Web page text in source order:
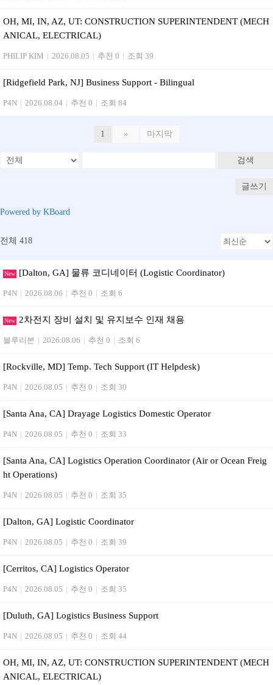
OH, MI, IN, AZ, UT: CONSTRUCTION SUPERINTENDENT (MECH
ANICAL, ELECTRICAL)
PHILIP KIM | 2026.08.05 | 추천 0 | 조회 39
[Ridgefield Park, NJ] Business Support - Bilingual
P4N | 2026.08.04 | 추천 0 | 조회 84
1 » 마지막
검색
글쓰기
Powered by KBoard
전체 418
New [Dalton, GA] 물류 코디네이터 (Logistic Coordinator)
P4N | 2026.08.06 | 추천 0 | 조회 6
New 2차전지 장비 설치 및 유지보수 인재 채용
블루리본 | 2026.08.06 | 추천 0 | 조회 6
[Rockville, MD] Temp. Tech Support (IT Helpdesk)
P4N | 2026.08.05 | 추천 0 | 조회 30
[Santa Ana, CA] Drayage Logistics Domestic Operator
P4N | 2026.08.05 | 추천 0 | 조회 33
[Santa Ana, CA] Logistics Operation Coordinator (Air or Ocean Freig
ht Operations)
P4N | 2026.08.05 | 추천 0 | 조회 35
[Dalton, GA] Logistic Coordinator
P4N | 2026.08.05 | 추천 0 | 조회 39
[Cerritos, CA] Logistics Operator
P4N | 2026.08.05 | 추천 0 | 조회 35
[Duluth, GA] Logistics Business Support
P4N | 2026.08.05 | 추천 0 | 조회 44
OH, MI, IN, AZ, UT: CONSTRUCTION SUPERINTENDENT (MECH
ANICAL, ELECTRICAL)